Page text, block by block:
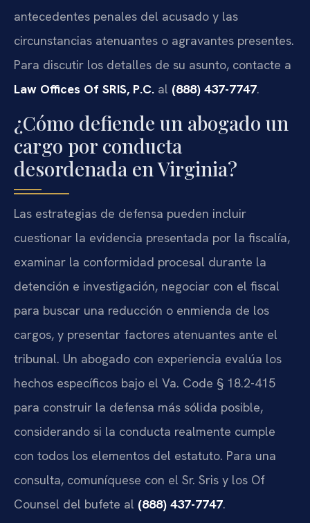
antecedentes penales del acusado y las
circunstancias atenuantes o agravantes presentes.
Para discutir los detalles de su asunto, contacte a
Law Offices Of SRIS, P.C. al (888) 437-7747.
¿Cómo defiende un abogado un
cargo por conducta
desordenada en Virginia?
Las estrategias de defensa pueden incluir
cuestionar la evidencia presentada por la fiscalía,
examinar la conformidad procesal durante la
detención e investigación, negociar con el fiscal
para buscar una reducción o enmienda de los
cargos, y presentar factores atenuantes ante el
tribunal. Un abogado con experiencia evalúa los
hechos específicos bajo el Va. Code § 18.2-415
para construir la defensa más sólida posible,
considerando si la conducta realmente cumple
con todos los elementos del estatuto. Para una
consulta, comuníquese con el Sr. Sris y los Of
Counsel del bufete al (888) 437-7747.